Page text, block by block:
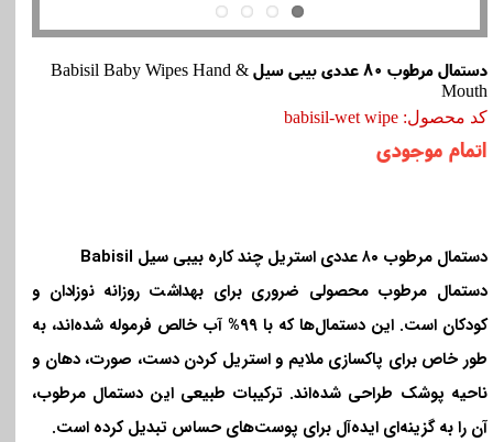
دستمال مرطوب 80 عددی بیبی سیل Babisil Baby Wipes Hand &
Mouth
کد محصول: babisil-wet wipe
اتمام موجودی
دستمال مرطوب ۸۰ عددی استریل چند کاره بیبی سیل
دستمال مرطوب محصولی ضروری برای بهداشت روزانه نوزادان و
کودکان است. این دستمال‌ها که با ۹۹% آب خالص فرموله شده‌اند، به
طور خاص برای پاکسازی ملایم و استریل کردن دست، صورت، دهان و
ناحیه پوشک طراحی شده‌اند. ترکیبات طبیعی این دستمال مرطوب،
آن را به گزینه‌ای ایده‌آل برای پوست‌های حساس تبدیل کرده است.